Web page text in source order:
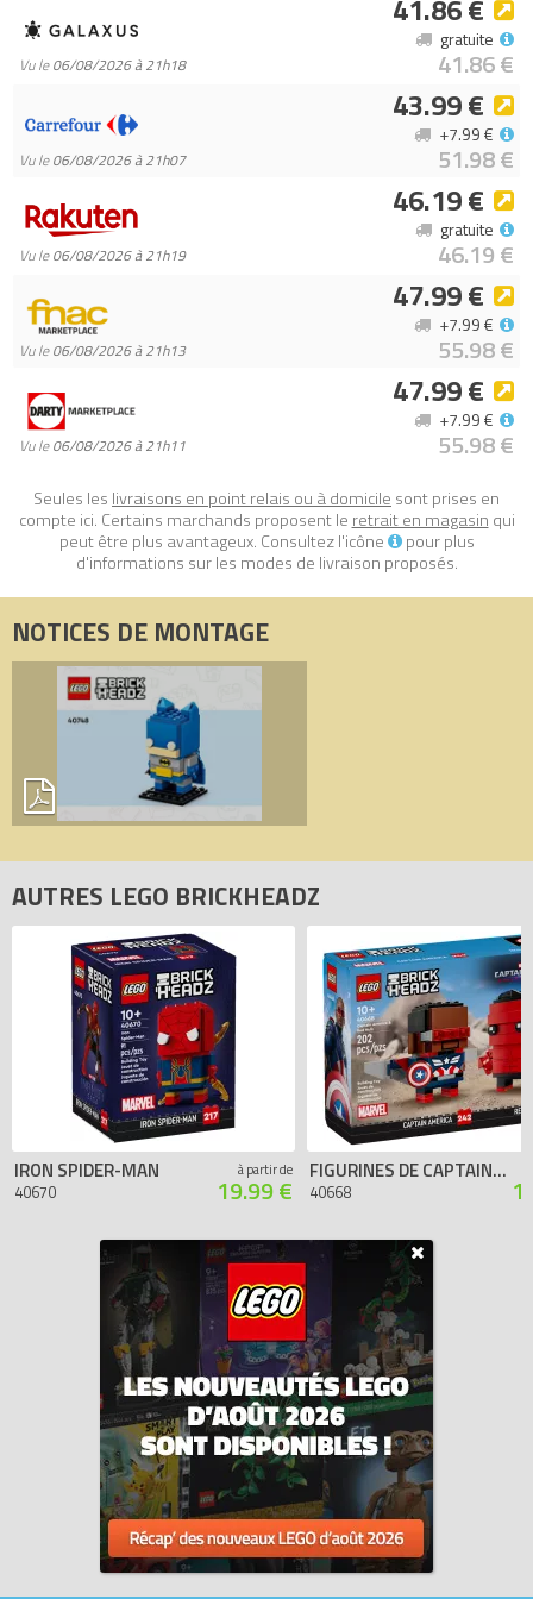
en-1 (Batman 8in1 Figure)
sur Avenue de la brique, comparateur
de prix 100% LEGO.
Code EAN du LEGO BrickHeadz 40748 : 5702017652887.
Vu le06/08/2026 à 21h18
41.86 €
41.86 €
gratuite
Vu le06/08/2026 à 21h07
43.99 €
51.98 €
+7.99 €
Vu le06/08/2026 à 21h19
46.19 €
46.19 €
gratuite
Vu le06/08/2026 à 21h13
47.99 €
55.98 €
+7.99 €
Vu le06/08/2026 à 21h11
47.99 €
55.98 €
+7.99 €
Seules les livraisons en point relais ou à domicile sont prises en
compte ici. Certains marchands proposent le retrait en magasin qui
peut être plus avantageux. Consultez l'icône
pour plus
d'informations sur les modes de livraison proposés.
NOTICES DE MONTAGE
AUTRES LEGO BRICKHEADZ
IRON SPIDER-MAN
40670
à partir de
19.99 €
FIGURINES DE CAPTAIN AMERICA ET HULK ROUGE
40668